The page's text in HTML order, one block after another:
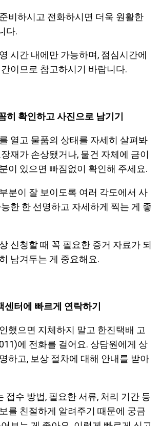
비하시고 전화하시면 더욱 원활한
다.
시간 내에만 가능하며, 점심시간에
이므로 참고하시기 바랍니다.
히 확인하고 사진으로 남기기
열고 물품의 상태를 자세히 살펴봐
재가 손상됐거나, 물건 자체에 금이
이 있으면 빠짐없이 확인해 주세요.
분이 잘 보이도록 여러 각도에서 사
한 한 선명하고 자세하게 찍는 게 좋
신청할 때 꼭 필요한 증거 자료가 되
남겨두는 게 중요해요.
센터에 빠르게 연락하기
했으면 지체하지 말고 한진택배 고
에 전화를 걸어요. 상담원에게 상
하고, 보상 절차에 대해 안내를 받아
접수 방법, 필요한 서류, 처리 기간 등
를 친절하게 알려주기 때문에 궁금